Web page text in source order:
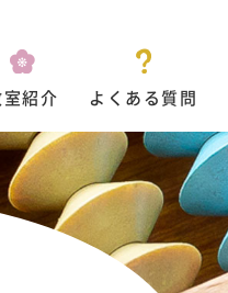
室紹介 よくある質問